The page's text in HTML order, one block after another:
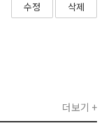
수정 삭제
더보기 +